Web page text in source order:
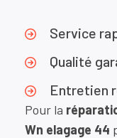
Service
Qualité
Entretien
Pour la
Wn elagage 44